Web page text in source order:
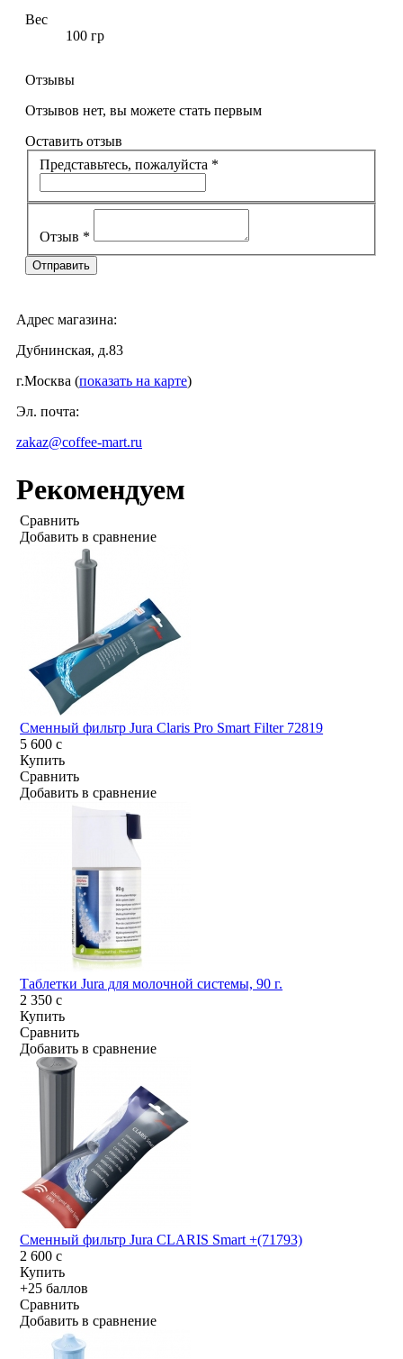
Вес
100 гр
Отзывы
Отзывов нет, вы можете стать первым
Оставить отзыв
Представьтесь, пожалуйста *
Отзыв *
Адрес магазина:
Дубнинская, д.83
г.Москва (показать на карте)
Эл. почта:
zakaz@coffee-mart.ru
Рекомендуем
Сравнить
Добавить в сравнение
Сменный фильтр Jura Claris Pro Smart Filter 72819
5 600c
Купить
Сравнить
Добавить в сравнение
Таблетки Jura для молочной системы, 90 г.
2 350c
Купить
Сравнить
Добавить в сравнение
Сменный фильтр Jura CLARIS Smart +(71793)
2 600c
Купить
+25 баллов
Сравнить
Добавить в сравнение